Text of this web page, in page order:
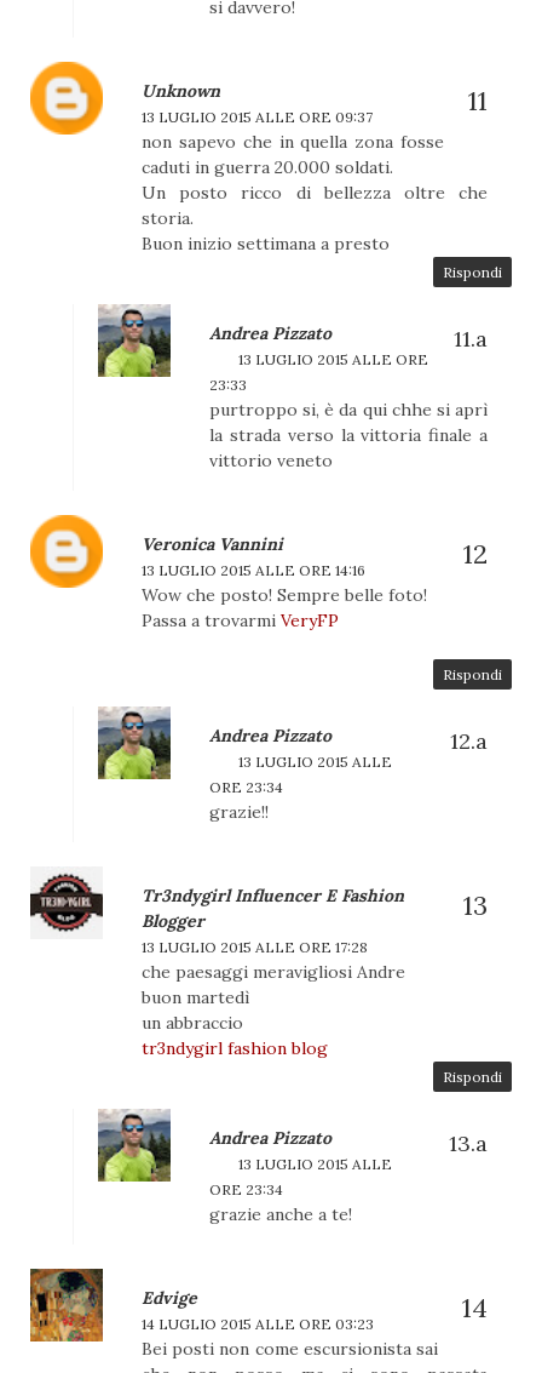
si davvero!
Unknown
13 LUGLIO 2015 ALLE ORE 09:37
non sapevo che in quella zona fosse
caduti in guerra 20.000 soldati.
Un posto ricco di bellezza oltre che
storia.
Buon inizio settimana a presto
Rispondi
Andrea Pizzato
13 LUGLIO 2015 ALLE ORE
23:33
purtroppo si, è da qui chhe si aprì
la strada verso la vittoria finale a
vittorio veneto
Veronica Vannini
13 LUGLIO 2015 ALLE ORE 14:16
Wow che posto! Sempre belle foto!
Passa a trovarmi VeryFP
Rispondi
Andrea Pizzato
13 LUGLIO 2015 ALLE
ORE 23:34
grazie!!
Tr3ndygirl Influencer E Fashion
Blogger
13 LUGLIO 2015 ALLE ORE 17:28
che paesaggi meravigliosi Andre
buon martedì
un abbraccio
tr3ndygirl fashion blog
Rispondi
Andrea Pizzato
13 LUGLIO 2015 ALLE
ORE 23:34
grazie anche a te!
Edvige
14 LUGLIO 2015 ALLE ORE 03:23
Bei posti non come escursionista sai